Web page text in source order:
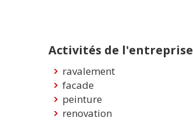
Activités de l'entreprise
ravalement
facade
peinture
renovation